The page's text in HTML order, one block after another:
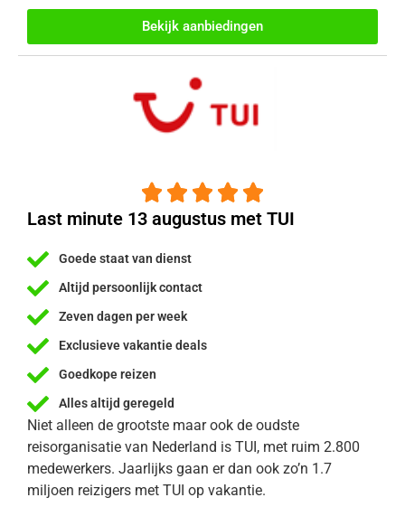
Bekijk aanbiedingen
    
Last minute 13 augustus met TUI
Goede staat van dienst
Altijd persoonlijk contact
Zeven dagen per week
Exclusieve vakantie deals
Goedkope reizen
Alles altijd geregeld
Niet alleen de grootste maar ook de oudste
reisorganisatie van Nederland is TUI, met ruim 2.800
medewerkers. Jaarlijks gaan er dan ook zo’n 1.7
miljoen reizigers met TUI op vakantie.